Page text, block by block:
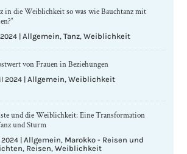
in die Weiblichkeit so was wie Bauchtanz mit
|Allgemein,Tanz,Weiblichkeit
von Frauen in Beziehungen
2024 |Allgemein,Weiblichkeit
und die Weiblichkeit: Eine Transformation
und Sturm
|Allgemein, Marokko - Reisen und
, Reisen,Weiblichkeit